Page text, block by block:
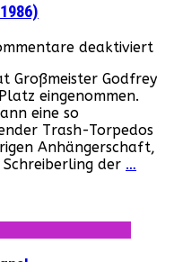
deaktiviert
Großmeister Godfrey
eingenommen.
eine so
Trash-Torpedos
Anhängerschaft,
der …